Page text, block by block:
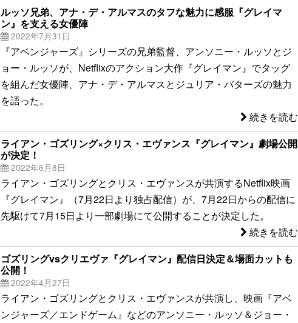
ルッソ兄弟、アナ・デ・アルマスのタフな魅力に感服『グレイマ
ン』を支える女優陣
2022年7月31日
『アベンジャーズ』シリーズの兄弟監督、アンソニー・ルッソとジ
ョー・ルッソが、Netflixのアクション大作『グレイマン』でタッグ
を組んだ女優陣、アナ・デ・アルマスとジュリア・バターズの魅力
を語った。
続きを読む
ライアン・ゴズリング×クリス・エヴァンス『グレイマン』劇場公開
が決定！
2022年6月8日
ライアン・ゴズリングとクリス・エヴァンスが共演するNetflix映画
『グレイマン』（7月22日より独占配信）が、7月22日からの配信に
先駆けて7月15日より一部劇場にて公開することが決定した。
続きを読む
ゴズリングvsクリエヴァ『グレイマン』配信日決定＆場面カットも
公開！
2022年4月27日
ライアン・ゴズリングとクリス・エヴァンスが共演し、映画『アベ
ンジャーズ／エンドゲーム』などのアンソニー・ルッソ＆ジョー・